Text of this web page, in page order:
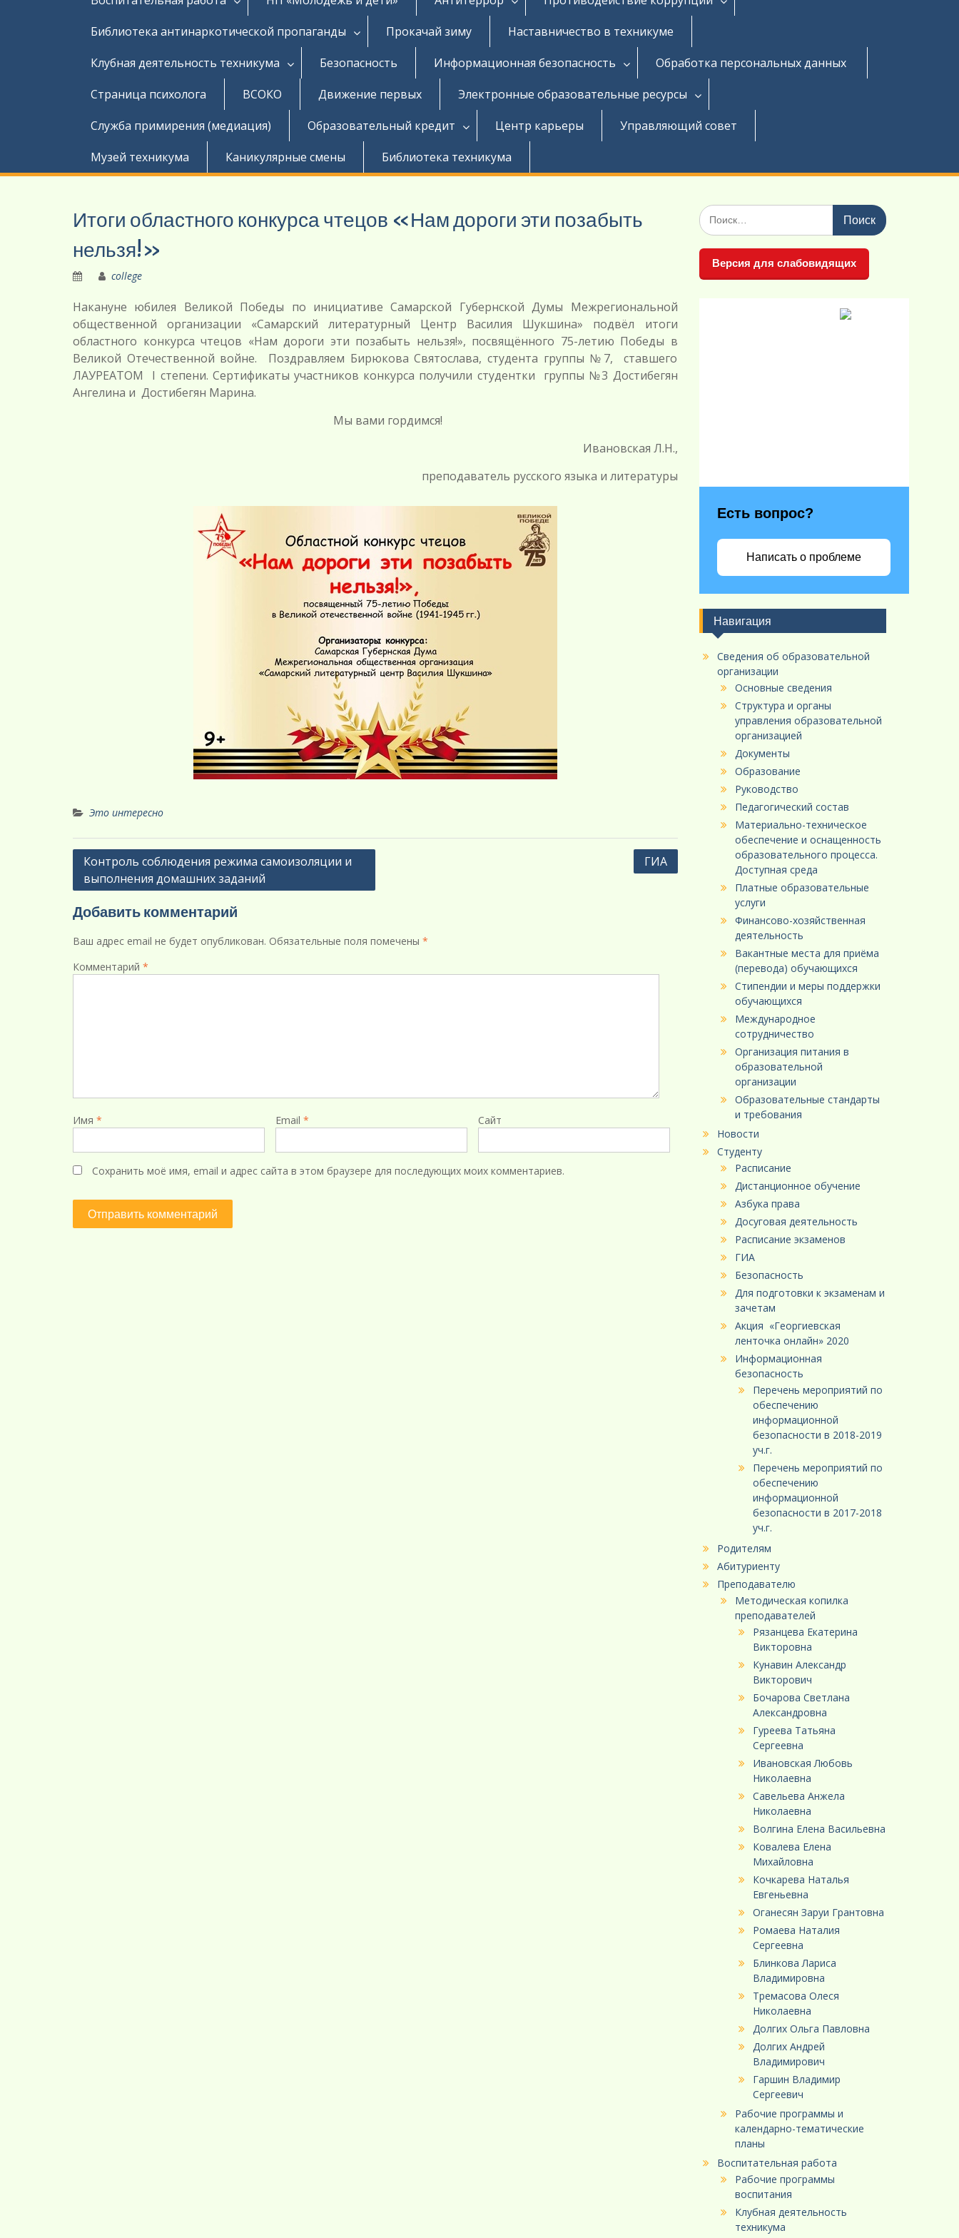
Библиотека антинаркотической пропаганды
Прокачай зиму
Наставничество в техникуме
Клубная деятельность техникума
Безопасность Информационная безопасность
Обработка персональных данных
Страница психолога
ВСОКО Движение первых
Электронные образовательные ресурсы
Служба примирения (медиация)
Образовательный кредит Центр карьеры
Управляющий совет
Музей техникума
Каникулярные смены Библиотека техникума
Итоги областного конкурса чтецов «Нам дороги эти позабыть
нельзя!»
college
Накануне юбилея Великой Победы по инициативе Самарской Губернской Думы Межрегиональной
общественной организации «Самарский литературный Центр Василия Шукшина» подвёл итоги
областного конкурса чтецов «Нам дороги эти позабыть нельзя!», посвящённого 75-летию Победы в
Великой Отечественной войне. Поздравляем Бирюкова Святослава, студента группы №7, ставшего
ЛАУРЕАТОМ I степени. Сертификаты участников конкурса получили студентки группы №3 Достибегян
Ангелина и Достибегян Марина.
Мы вами гордимся!
Ивановская Л.Н.,
преподаватель русского языка и литературы
Это интересно
Навигация
по
Контроль соблюдения режима самоизоляции и
выполнения домашних заданий
ГИА
Добавить комментарий
Ваш адрес email не будет опубликован. Обязательные поля помечены *
Комментарий *
Имя * Email * Сайт
Сохранить моё имя, email и адрес сайта в этом браузере для последующих моих комментариев.
Поиск
по:
Версия для слабовидящих
Есть вопрос?
Написать о проблеме
Навигация
Сведения об образовательной
организации
Основные сведения
Структура и органы
управления образовательной
организацией
Документы
Образование
Руководство
Педагогический состав
Материально-техническое
обеспечение и оснащенность
образовательного процесса.
Доступная среда
Платные образовательные
услуги
Финансово-хозяйственная
деятельность
Вакантные места для приёма
(перевода) обучающихся
Стипендии и меры поддержки
обучающихся
Международное
сотрудничество
Организация питания в
образовательной
организации
Образовательные стандарты
и требования
Новости
Студенту
Расписание
Дистанционное обучение
Азбука права
Досуговая деятельность
Расписание экзаменов
ГИА
Безопасность
Для подготовки к экзаменам и
зачетам
Акция «Георгиевская
ленточка онлайн» 2020
Информационная
безопасность
Перечень мероприятий по
обеспечению
информационной
безопасности в 2018-2019
уч.г.
Перечень мероприятий по
обеспечению
информационной
безопасности в 2017-2018
уч.г.
Родителям
Абитуриенту
Преподавателю
Методическая копилка
преподавателей
Рязанцева Екатерина
Викторовна
Кунавин Александр
Викторович
Бочарова Светлана
Александровна
Гуреева Татьяна
Сергеевна
Ивановская Любовь
Николаевна
Савельева Анжела
Николаевна
Волгина Елена Васильевна
Ковалева Елена
Михайловна
Кочкарева Наталья
Евгеньевна
Оганесян Заруи Грантовна
Ромаева Наталия
Сергеевна
Блинкова Лариса
Владимировна
Тремасова Олеся
Николаевна
Долгих Ольга Павловна
Долгих Андрей
Владимирович
Гаршин Владимир
Сергеевич
Рабочие программы и
календарно-тематические
планы
Воспитательная работа
Рабочие программы
воспитания
Клубная деятельность
техникума